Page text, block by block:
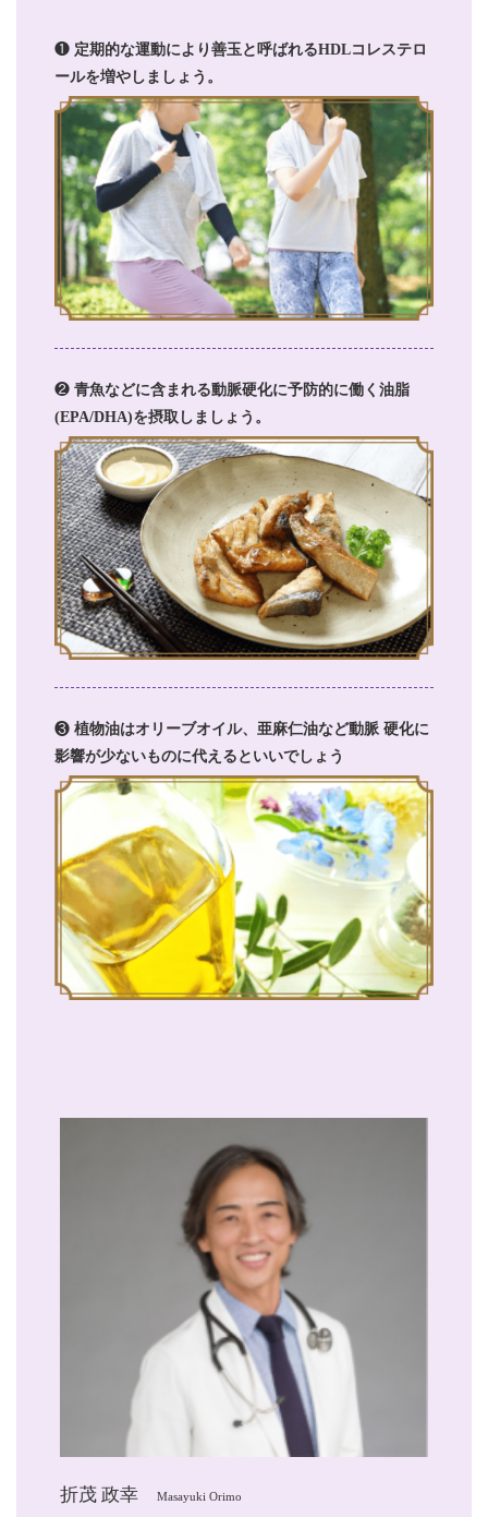
❶ 定期的な運動により善玉と呼ばれるHDLコレステロ
ールを増やしましょう。
❷ 青魚などに含まれる動脈硬化に予防的に働く油脂
(EPA/DHA)を摂取しましょう。
❸ 植物油はオリーブオイル、亜麻仁油など動脈 硬化に
影響が少ないものに代えるといいでしょう
折茂 政幸 Masayuki Orimo